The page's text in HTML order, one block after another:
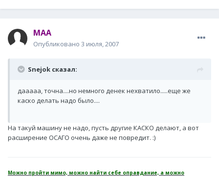
MAA
Опубликовано 3 июля, 2007
Snejok сказал:
дааааа, точна....но немного денек нехватило.....еще же
каско делать надо было....
На такуй машину не надо, пусть другие КАСКО делают, а вот
расширение ОСАГО очень даже не повредит. :)
Можно пройти мимо, можно найти себе оправдание, а можно